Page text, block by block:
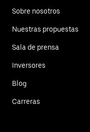
Sobre nosotros
Nuestras propuestas
Sala de prensa
Inversores
Blog
Carreras